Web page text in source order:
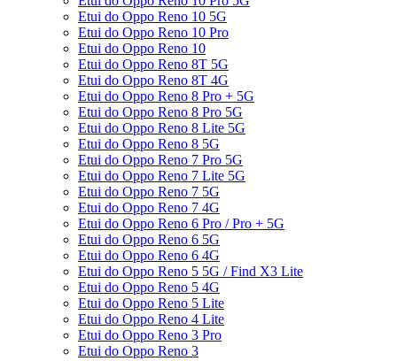
Etui do Oppo Reno 10 5G
Etui do Oppo Reno 10 Pro
Etui do Oppo Reno 10
Etui do Oppo Reno 8T 5G
Etui do Oppo Reno 8T 4G
Etui do Oppo Reno 8 Pro + 5G
Etui do Oppo Reno 8 Pro 5G
Etui do Oppo Reno 8 Lite 5G
Etui do Oppo Reno 8 5G
Etui do Oppo Reno 7 Pro 5G
Etui do Oppo Reno 7 Lite 5G
Etui do Oppo Reno 7 5G
Etui do Oppo Reno 7 4G
Etui do Oppo Reno 6 Pro / Pro + 5G
Etui do Oppo Reno 6 5G
Etui do Oppo Reno 6 4G
Etui do Oppo Reno 5 5G / Find X3 Lite
Etui do Oppo Reno 5 4G
Etui do Oppo Reno 5 Lite
Etui do Oppo Reno 4 Lite
Etui do Oppo Reno 3 Pro
Etui do Oppo Reno 3